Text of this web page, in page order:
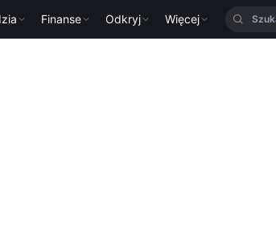
Finanse Odkryj Więcej